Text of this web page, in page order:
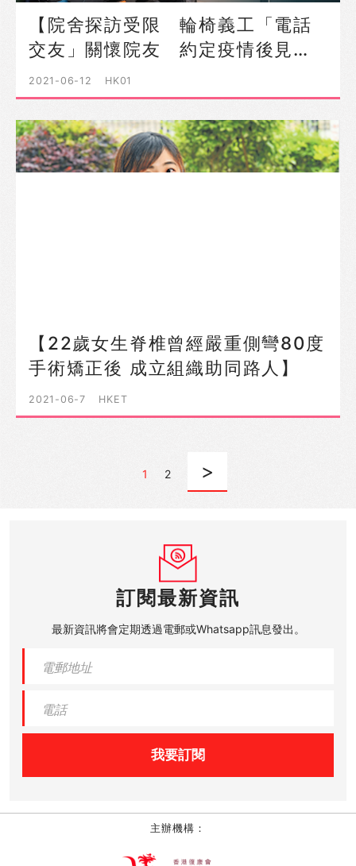
【院舍探訪受限 輪椅義工「電話
交友」關懷院友 約定疫情後見…
2021-06-12 HK01
【22歲女生脊椎曾經嚴重側彎80度
手術矯正後 成立組織助同路人】
2021-06-7 HKET
1 2 >
訂閱最新資訊
最新資訊將會定期透過電郵或Whatsapp訊息發出。
我要訂閱
主辦機構：